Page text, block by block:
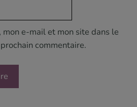
e-mail et mon site dans le
commentaire.